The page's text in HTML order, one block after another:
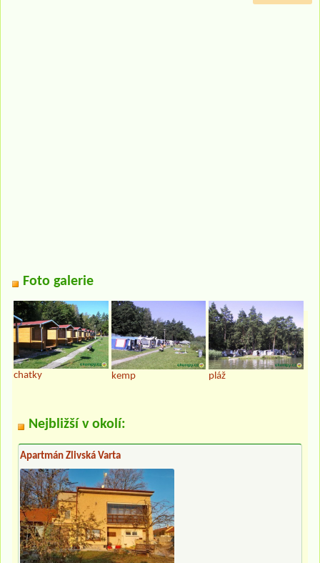
Foto galerie
chatky kemp pláž
Nejbližší v okolí:
Apartmán Zlivská Varta